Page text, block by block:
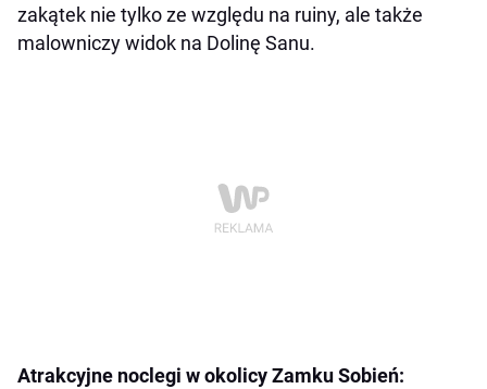
zakątek nie tylko ze względu na ruiny, ale także
malowniczy widok na Dolinę Sanu.
Atrakcyjne noclegi w okolicy Zamku Sobień: